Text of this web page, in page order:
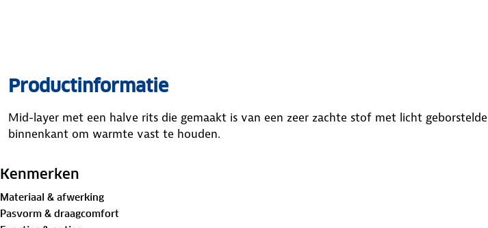
Productinformatie
Mid-layer met een halve rits die gemaakt is van een zeer zachte stof met licht geborstelde
binnenkant om warmte vast te houden.
Kenmerken
Materiaal & afwerking
Pasvorm & draagcomfort